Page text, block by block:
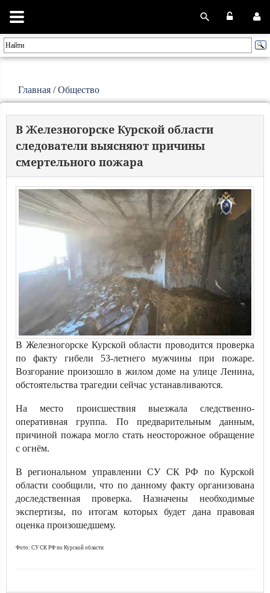
Главная /Общество
В Железногорске Курской области
следователи выясняют причины
смертельного пожара
В Железногорске Курской области проводится проверка
по факту гибели 53-летнего мужчины при пожаре.
Возгорание произошло в жилом доме на улице Ленина,
обстоятельства трагедии сейчас устанавливаются.
На место происшествия выезжала следственно-
оперативная группа. По предварительным данным,
причиной пожара могло стать неосторожное обращение
с огнём.
В региональном управлении СУ СК РФ по Курской
области сообщили, что по данному факту организована
доследственная проверка. Назначены необходимые
экспертизы, по итогам которых будет дана правовая
оценка произошедшему.
Фото: СУ СК РФ по Курской области